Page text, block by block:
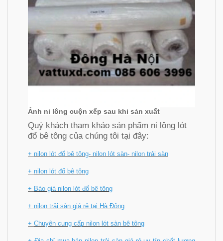
Ảnh ni lông cuộn xếp sau khi sản xuất
Quý khách tham khảo sản phẩm ni lông lót
đổ bê tông của chúng tôi tại đây:
+ nilon lót đổ bê tông- nilon lót sàn- nilon trải sàn
+ nilon lót đổ bê tông
+ Báo giá nilon lót đổ bê tông
+ nilon trải sàn giá rẻ tại Hà Đông
+ Chuyên cung cấp nilon lót sàn bê tông